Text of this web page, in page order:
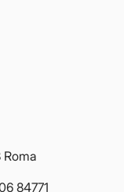
Roma
84771